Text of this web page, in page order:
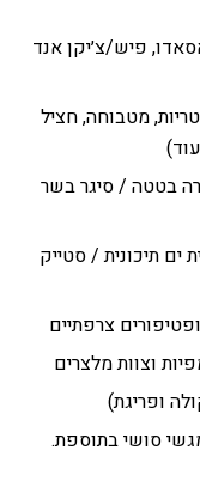
פיש/צ׳יקן אנד
פטריות, מטבוחה, חציל
בטטה / סיגר בשר
ים תיכונית / סטייק
צרפתיים
וצוות מלצרים
ופריגת)
סושי בתוספת.